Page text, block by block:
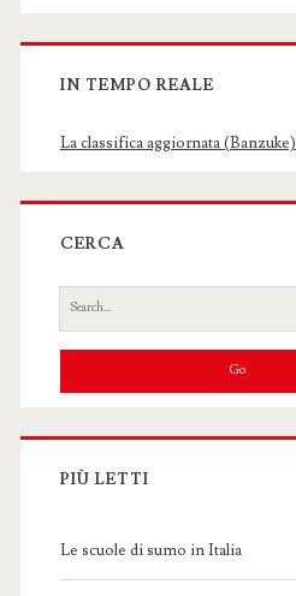
IN TEMPO REALE
La classifica aggiornata (Banzuke)
CERCA
Search
for:
PIÙ LETTI
Le scuole di sumo in Italia